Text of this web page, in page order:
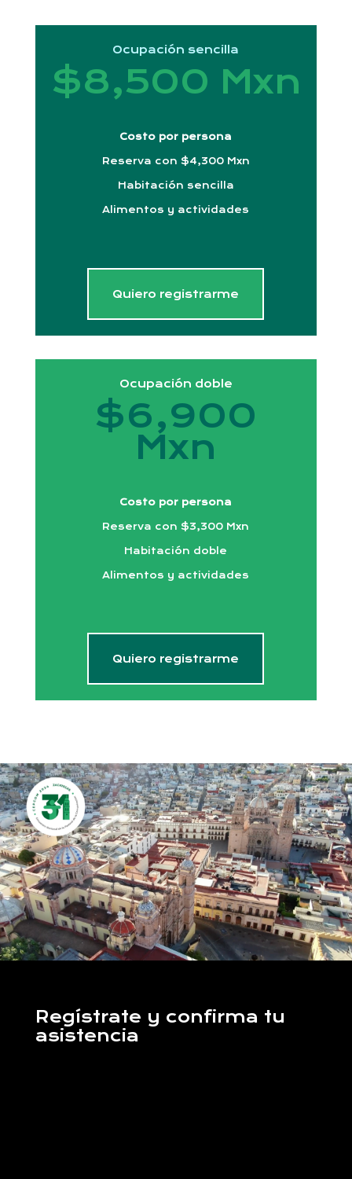
Ocupación sencilla
$8,500 Mxn
Costo por persona
Reserva con $4,300 Mxn
Habitación sencilla
Alimentos y actividades
Quiero registrarme
Ocupación doble
$6,900
Mxn
Costo por persona
Reserva con $3,300 Mxn
Habitación doble
Alimentos y actividades
Quiero registrarme
Regístrate y confirma tu
asistencia